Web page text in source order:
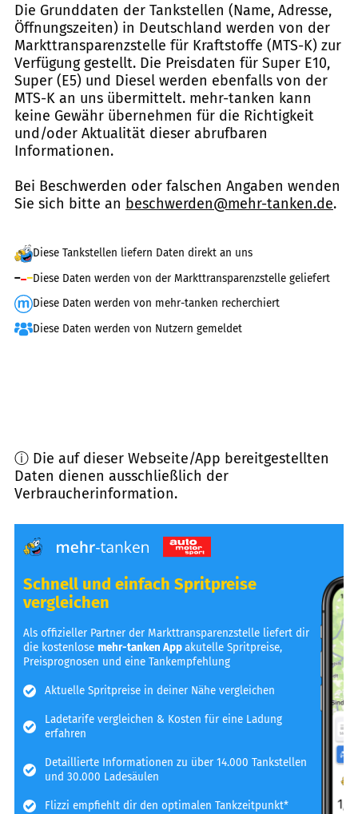
Die Grunddaten der Tankstellen (Name, Adresse,
Öffnungszeiten) in Deutschland werden von der
Markttransparenzstelle für Kraftstoffe (MTS-K) zur
Verfügung gestellt. Die Preisdaten für Super E10,
Super (E5) und Diesel werden ebenfalls von der
MTS-K an uns übermittelt. mehr-tanken kann
keine Gewähr übernehmen für die Richtigkeit
und/oder Aktualität dieser abrufbaren
Informationen.
Bei Beschwerden oder falschen Angaben wenden
Sie sich bitte an beschwerden@mehr-tanken.de.
Diese Tankstellen liefern Daten direkt an uns
Diese Daten werden von der Markttransparenzstelle geliefert
Diese Daten werden von mehr-tanken recherchiert
Diese Daten werden von Nutzern gemeldet
ⓘ Die auf dieser Webseite/App bereitgestellten
Daten dienen ausschließlich der
Verbraucherinformation.
Schnell und einfach Spritpreise
vergleichen
Als offizieller Partner der Markttransparenzstelle liefert dir
die kostenlosemehr-tanken Appakutelle Spritpreise,
Preisprognosen und eine Tankempfehlung
Aktuelle Spritpreise in deiner Nähe vergleichen
Ladetarife vergleichen & Kosten für eine Ladung
erfahren
Detaillierte Informationen zu über 14.000 Tankstellen
und 30.000 Ladesäulen
Flizzi empfiehlt dir den optimalen Tankzeitpunkt*